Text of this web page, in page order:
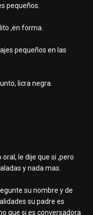
pequeños.
,en forma.
pequeños en las
licra negra.
le dije que si ,pero
y nada mas.
su nombre y de
su padre es
que si es conversadora